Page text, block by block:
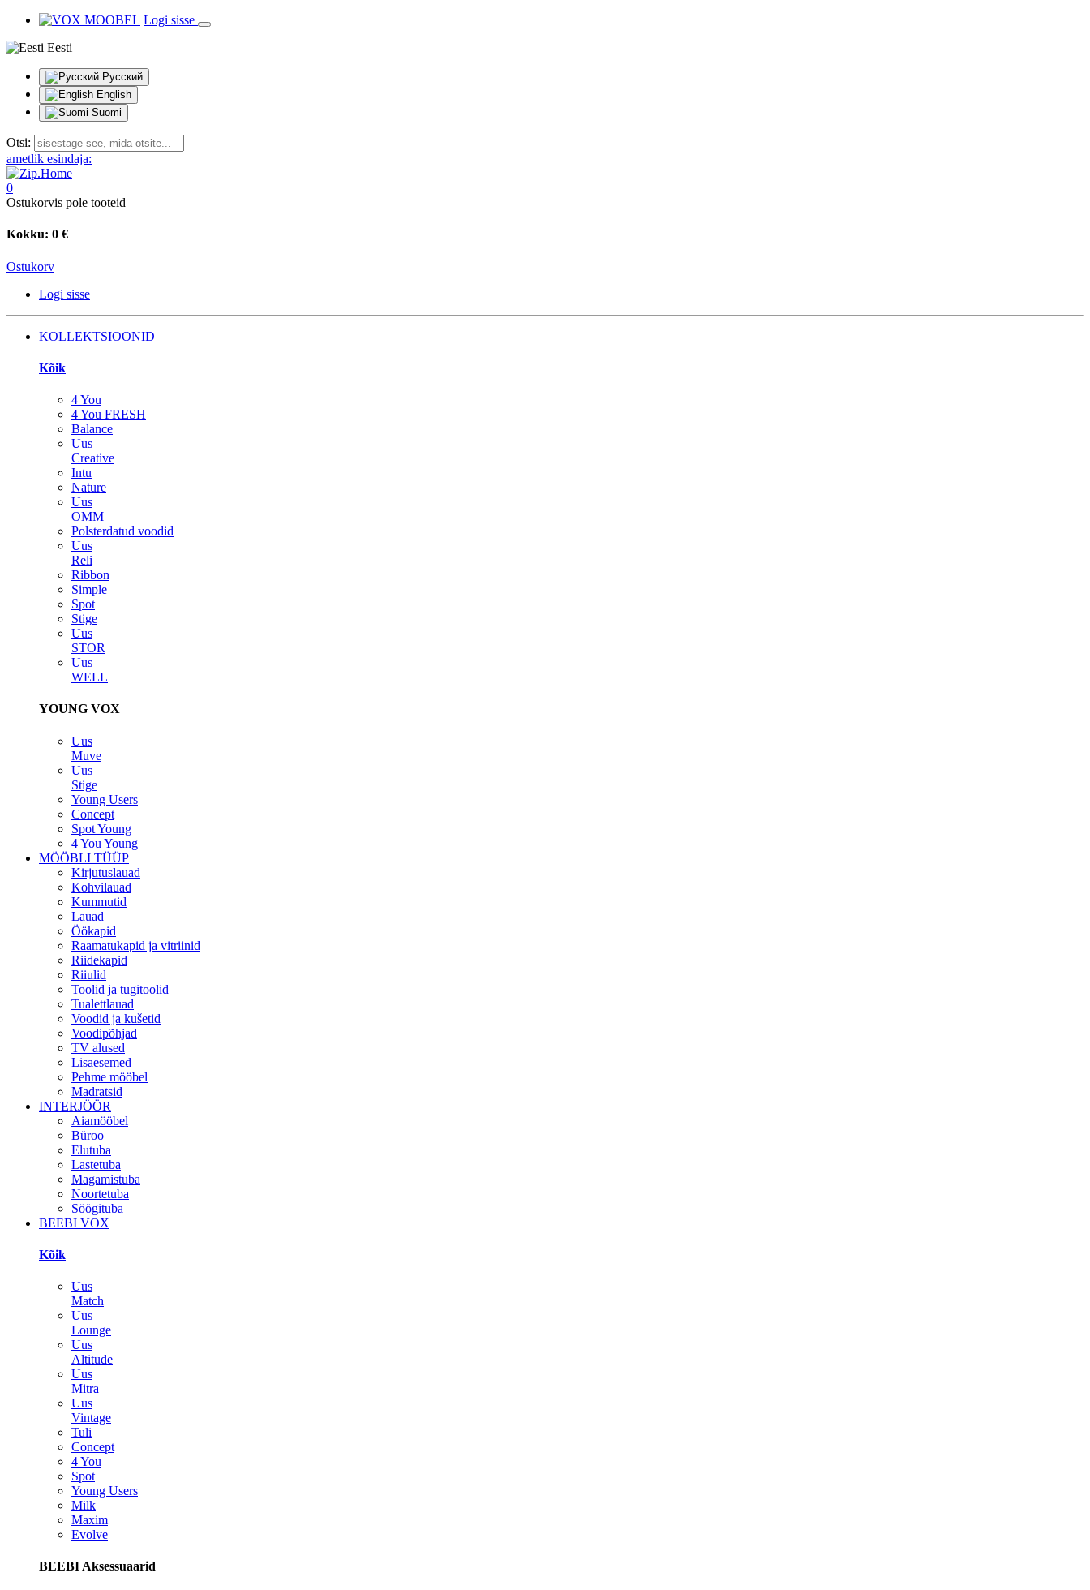
Logi sisse
Eesti
Русский
English
Suomi
Otsi:
ametlik esindaja:
0
Ostukorvis pole tooteid
Kokku: 0 €
Ostukorv
Logi sisse
KOLLEKTSIOONID
Kõik
4 You
4 You FRESH
Balance
Uus
Creative
Intu
Nature
Uus
OMM
Polsterdatud voodid
Uus
Reli
Ribbon
Simple
Spot
Stige
Uus
STOR
Uus
WELL
YOUNG VOX
Uus
Muve
Uus
Stige
Young Users
Concept
Spot Young
4 You Young
MÖÖBLI TÜÜP
Kirjutuslauad
Kohvilauad
Kummutid
Lauad
Öökapid
Raamatukapid ja vitriinid
Riidekapid
Riiulid
Toolid ja tugitoolid
Tualettlauad
Voodid ja kušetid
Voodipõhjad
TV alused
Lisaesemed
Pehme mööbel
Madratsid
INTERJÖÖR
Aiamööbel
Büroo
Elutuba
Lastetuba
Magamistuba
Noortetuba
Söögituba
BEEBI VOX
Kõik
Uus
Match
Uus
Lounge
Uus
Altitude
Uus
Mitra
Uus
Vintage
Tuli
Concept
4 You
Spot
Young Users
Milk
Maxim
Evolve
BEEBI Aksessuaarid